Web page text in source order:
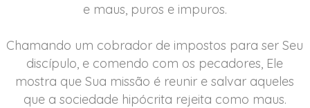
e maus, puros e impuros.
Chamando um cobrador de impostos para ser Seu
discípulo, e comendo com os pecadores, Ele
mostra que Sua missão é reunir e salvar aqueles
que a sociedade hipócrita rejeita como maus.